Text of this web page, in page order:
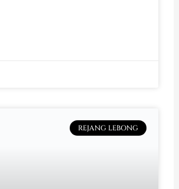
REJANG LEBONG